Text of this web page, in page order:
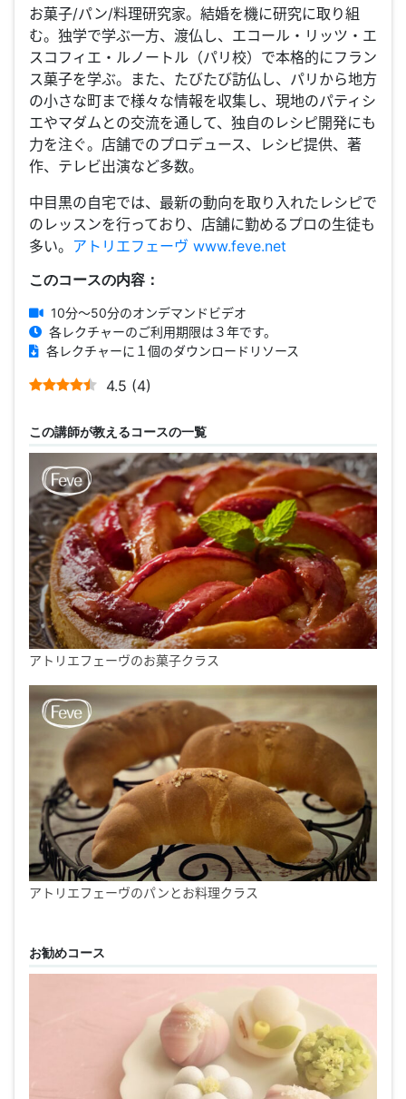
お菓子/パン/料理研究家。結婚を機に研究に取り組
む。独学で学ぶ一方、渡仏し、エコール・リッツ・エ
スコフィエ・ルノートル（パリ校）で本格的にフラン
ス菓子を学ぶ。また、たびたび訪仏し、パリから地方
の小さな町まで様々な情報を収集し、現地のパティシ
エやマダムとの交流を通して、独自のレシピ開発にも
力を注ぐ。店舗でのプロデュース、レシピ提供、著
作、テレビ出演など多数。
中目黒の自宅では、最新の動向を取り入れたレシピで
のレッスンを行っており、店舗に勤めるプロの生徒も
多い。 アトリエフェーヴ www.feve.net
このコースの内容：
10分～50分のオンデマンドビデオ
各レクチャーのご利用期限は３年です。
各レクチャーに１個のダウンロードリソース
4.5 (4)
この講師が教えるコースの一覧
アトリエフェーヴのお菓子クラス
アトリエフェーヴのパンとお料理クラス
お勧めコース